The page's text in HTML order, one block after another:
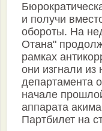
и получи
обороты. На
Отана"
рамках
они изгнали из
департамента
начале
аппарата
Партбилет на